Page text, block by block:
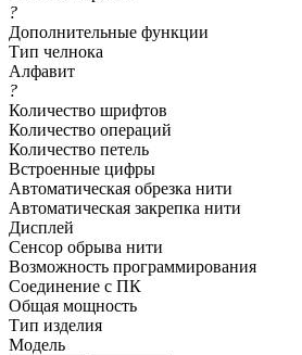
?
Дополнительные функции
Тип челнока
Алфавит
?
Количество шрифтов
Количество операций
Количество петель
Встроенные цифры
Автоматическая обрезка нити
Автоматическая закрепка нити
Дисплей
Сенсор обрыва нити
Возможность программирования
Соединение с ПК
Общая мощность
Тип изделия
Модель